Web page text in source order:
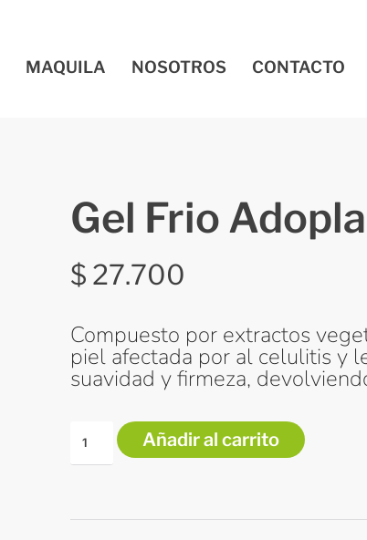
MAQUILA NOSOTROS CONTACTO
Gel Frio
$ 27.700
Compuesto por extractos
piel afectada por al celulitis y
suavidad y firmeza,
Añadir al carrito